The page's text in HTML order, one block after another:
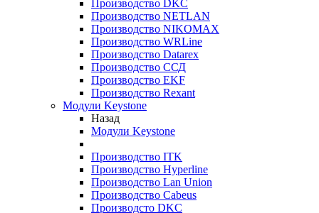
Производство DKC
Производство NETLAN
Производство NIKOMAX
Производство WRLine
Производство Datarex
Производство ССД
Производство EKF
Производство Rexant
Модули Keystone
Назад
Модули Keystone
Производство ITK
Производство Hyperline
Производство Lan Union
Производство Cabeus
Производсто DKC